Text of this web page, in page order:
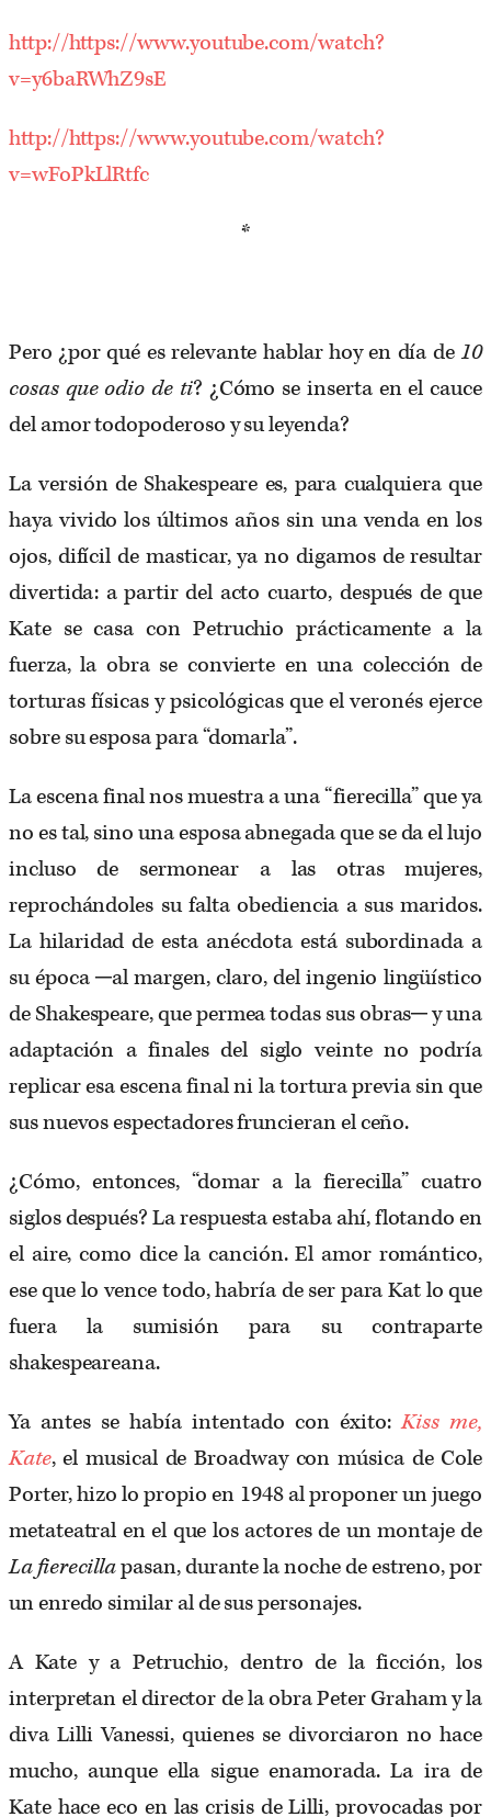
http://https://www.youtube.com/watch?
v=y6baRWhZ9sE
http://https://www.youtube.com/watch?
v=wFoPkLlRtfc
*
Pero ¿por qué es relevante hablar hoy en día de10
cosas que odio de ti? ¿Cómo se inserta en el cauce
del amor todopoderoso y su leyenda?
La versión de Shakespeare es, para cualquiera que
haya vivido los últimos años sin una venda en los
ojos, difícil de masticar, ya no digamos de resultar
divertida: a partir del acto cuarto, después de que
Kate se casa con Petruchio prácticamente a la
fuerza, la obra se convierte en una colección de
torturas físicas y psicológicas que el veronés ejerce
sobre su esposa para “domarla”.
La escena final nos muestra a una “fierecilla” que ya
no es tal, sino una esposa abnegada que se da el lujo
incluso de sermonear a las otras mujeres,
reprochándoles su falta obediencia a sus maridos.
La hilaridad de esta anécdota está subordinada a
su época ─al margen, claro, del ingenio lingüístico
de Shakespeare, que permea todas sus obras─ y una
adaptación a finales del siglo veinte no podría
replicar esa escena final ni la tortura previa sin que
sus nuevos espectadores fruncieran el ceño.
¿Cómo, entonces, “domar a la fierecilla” cuatro
siglos después? La respuesta estaba ahí, flotando en
el aire, como dice la canción. El amor romántico,
ese que lo vence todo, habría de ser para Kat lo que
fuera la sumisión para su contraparte
shakespeareana.
Ya antes se había intentado con éxito:Kiss me,
Kate, el musical de Broadway con música de Cole
Porter, hizo lo propio en 1948 al proponer un juego
metateatral en el que los actores de un montaje de
La fierecillapasan, durante la noche de estreno, por
un enredo similar al de sus personajes.
A Kate y a Petruchio, dentro de la ficción, los
interpretan el director de la obra Peter Graham y la
diva Lilli Vanessi, quienes se divorciaron no hace
mucho, aunque ella sigue enamorada. La ira de
Kate hace eco en las crisis de Lilli, provocadas por